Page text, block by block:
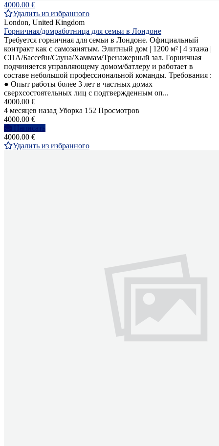
4000.00 €
Удалить из избранного
London, United Kingdom
Горничная/домработница для семьи в Лондоне
Требуется горничная для семьи в Лондоне. Официальный
контракт как с самозанятым. Элитный дом | 1200 м² | 4 этажа |
СПА/Бассейн/Сауна/Хаммам/Тренажерный зал. Горничная
подчиняется управляющему домом/батлеру и работает в
составе небольшой профессиональной команды. Требования :
● Опыт работы более 3 лет в частных домах
сверхсостоятельных лиц с подтвержденным оп...
4000.00 €
4 месяцев назад Уборка 152 Просмотров
4000.00 €
Написать
4000.00 €
Удалить из избранного